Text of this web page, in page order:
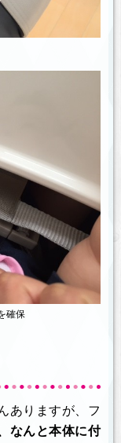
確保
ありますが、フ
なんと本体に付